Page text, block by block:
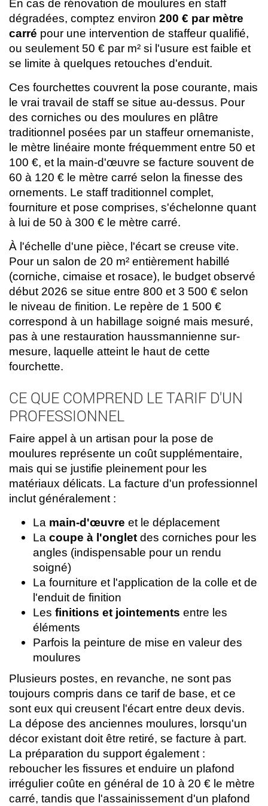
En cas de rénovation de moulures en staff
dégradées, comptez environ 200 € par mètre
carré pour une intervention de staffeur qualifié,
ou seulement 50 € par m² si l'usure est faible et
se limite à quelques retouches d'enduit.
Ces fourchettes couvrent la pose courante, mais
le vrai travail de staff se situe au-dessus. Pour
des corniches ou des moulures en plâtre
traditionnel posées par un staffeur ornemaniste,
le mètre linéaire monte fréquemment entre 50 et
100 €, et la main-d'œuvre se facture souvent de
60 à 120 € le mètre carré selon la finesse des
ornements. Le staff traditionnel complet,
fourniture et pose comprises, s'échelonne quant
à lui de 50 à 300 € le mètre carré.
À l'échelle d'une pièce, l'écart se creuse vite.
Pour un salon de 20 m² entièrement habillé
(corniche, cimaise et rosace), le budget observé
début 2026 se situe entre 800 et 3 500 € selon
le niveau de finition. Le repère de 1 500 €
correspond à un habillage soigné mais mesuré,
pas à une restauration haussmannienne sur-
mesure, laquelle atteint le haut de cette
fourchette.
CE QUE COMPREND LE TARIF D'UN
PROFESSIONNEL
Faire appel à un artisan pour la pose de
moulures représente un coût supplémentaire,
mais qui se justifie pleinement pour les
matériaux délicats. La facture d'un professionnel
inclut généralement :
La main-d'œuvre et le déplacement
La coupe à l'onglet des corniches pour les
angles (indispensable pour un rendu
soigné)
La fourniture et l'application de la colle et de
l'enduit de finition
Les finitions et jointements entre les
éléments
Parfois la peinture de mise en valeur des
moulures
Plusieurs postes, en revanche, ne sont pas
toujours compris dans ce tarif de base, et ce
sont eux qui creusent l'écart entre deux devis.
La dépose des anciennes moulures, lorsqu'un
décor existant doit être retiré, se facture à part.
La préparation du support également :
reboucher les fissures et enduire un plafond
irrégulier coûte en général de 10 à 20 € le mètre
carré, tandis que l'assainissement d'un plafond